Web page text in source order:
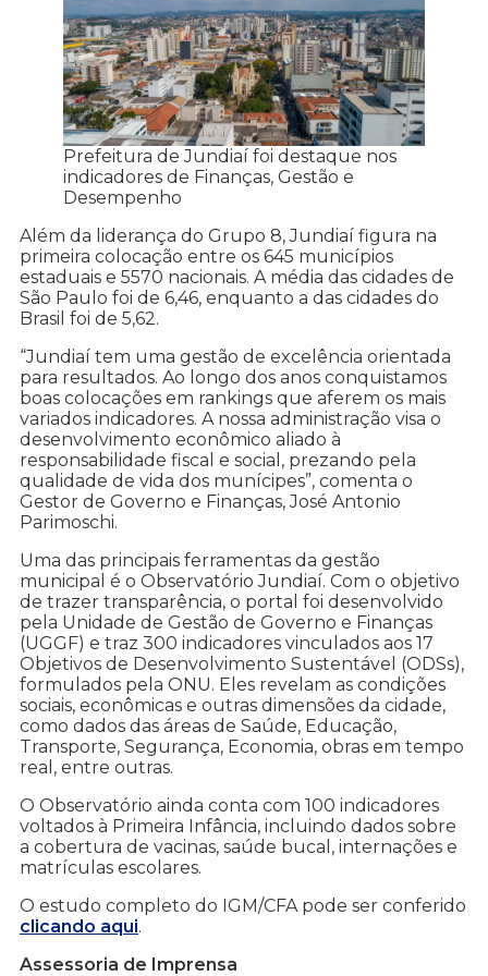
Prefeitura de Jundiaí foi destaque nos
indicadores de Finanças, Gestão e
Desempenho
Além da liderança do Grupo 8, Jundiaí figura na
primeira colocação entre os 645 municípios
estaduais e 5570 nacionais. A média das cidades de
São Paulo foi de 6,46, enquanto a das cidades do
Brasil foi de 5,62.
“Jundiaí tem uma gestão de excelência orientada
para resultados. Ao longo dos anos conquistamos
boas colocações em rankings que aferem os mais
variados indicadores. A nossa administração visa o
desenvolvimento econômico aliado à
responsabilidade fiscal e social, prezando pela
qualidade de vida dos munícipes”, comenta o
Gestor de Governo e Finanças, José Antonio
Parimoschi.
Uma das principais ferramentas da gestão
municipal é o Observatório Jundiaí. Com o objetivo
de trazer transparência, o portal foi desenvolvido
pela Unidade de Gestão de Governo e Finanças
(UGGF) e traz 300 indicadores vinculados aos 17
Objetivos de Desenvolvimento Sustentável (ODSs),
formulados pela ONU. Eles revelam as condições
sociais, econômicas e outras dimensões da cidade,
como dados das áreas de Saúde, Educação,
Transporte, Segurança, Economia, obras em tempo
real, entre outras.
O Observatório ainda conta com 100 indicadores
voltados à Primeira Infância, incluindo dados sobre
a cobertura de vacinas, saúde bucal, internações e
matrículas escolares.
O estudo completo do IGM/CFA pode ser conferido
clicando aqui.
Assessoria de Imprensa